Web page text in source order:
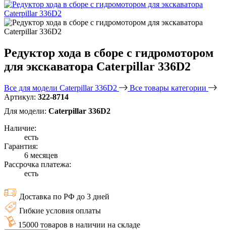
Редуктор хода в сборе с гидромотором
для экскаватора Caterpillar 336D2
Все для модели Caterpillar 336D2
Все товары категории
Артикул: 322-8714
Для модели: Caterpillar 336D2
Наличие:
есть
Гарантия:
6 месяцев
Рассрочка платежа:
есть
Доставка по РФ до 3 дней
Гибкие условия оплаты
15000 товаров в наличии на складе